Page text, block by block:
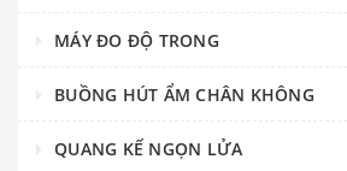
MÁY ĐO ĐỘ TRONG
BUỒNG HÚT ẨM CHÂN KHÔNG
QUANG KẾ NGỌN LỬA